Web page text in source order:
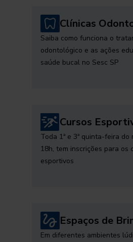
Clínicas
Saiba como funciona o
odontológico e as ações
saúde bucal no Sesc SP
Cursos
Toda 1ª e 3ª quinta-feira do
18h, tem inscrições para os
esportivos
Espaços de
Em diferentes ambientes